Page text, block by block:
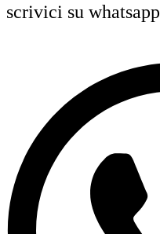
scrivici su whatsapp